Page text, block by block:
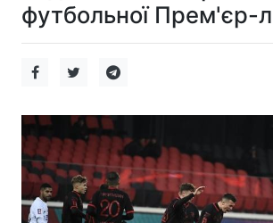
футбольної Прем'єр-